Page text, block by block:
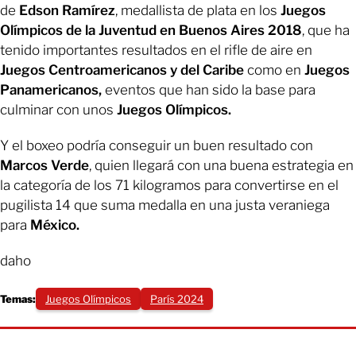
de Edson Ramírez, medallista de plata en los Juegos
Olímpicos de la Juventud en Buenos Aires 2018, que ha
tenido importantes resultados en el rifle de aire en
Juegos Centroamericanos y del Caribe como en Juegos
Panamericanos, eventos que han sido la base para
culminar con unos Juegos Olímpicos.
Y el boxeo podría conseguir un buen resultado con
Marcos Verde, quien llegará con una buena estrategia en
la categoría de los 71 kilogramos para convertirse en el
pugilista 14 que suma medalla en una justa veraniega
para México.
daho
Temas: Juegos Olímpicos París 2024